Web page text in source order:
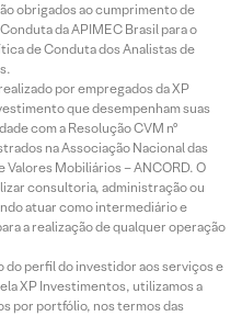
obrigados ao cumprimento de
da APIMEC Brasil para o
de Conduta dos Analistas de
por empregados da XP
que desempenham suas
com a Resolução CVM nº
na Associação Nacional das
Mobiliários – ANCORD. O
consultoria, administração ou
atuar como intermediário e
a realização de qualquer operação
do perfil do investidor aos serviços e
XP Investimentos, utilizamos a
por portfólio, nos termos das